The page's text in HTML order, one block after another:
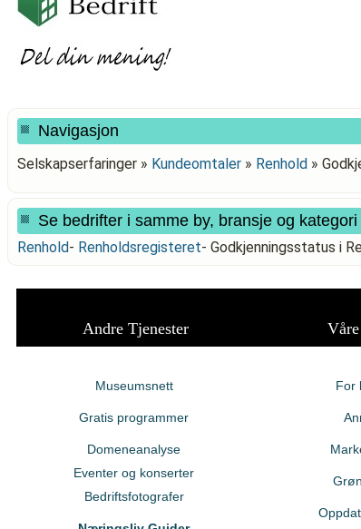
Navigasjon
Selskapserfaringer » Kundeomtaler » Renhold »
Se bedrifter i samme by, bransje og kategori
Renhold- Renholdsregisteret- Godkjenningsstatus i
Andre Tjenester
Museumsnett
Gratis programmer
Domeneanalyse
Eventer og konserter
Bedriftsfotografer
For